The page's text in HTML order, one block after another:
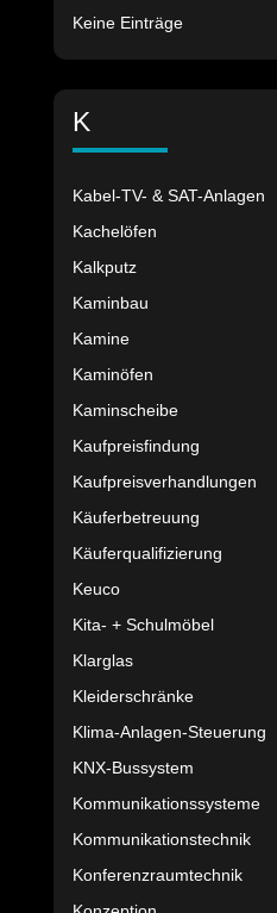
Keine Einträge
K
Kabel-TV- & SAT-Anlagen
Kachelöfen
Kalkputz
Kaminbau
Kamine
Kaminöfen
Kaminscheibe
Kaufpreisfindung
Kaufpreisverhandlungen
Käuferbetreuung
Käuferqualifizierung
Keuco
Kita- + Schulmöbel
Klarglas
Kleiderschränke
Klima-Anlagen-Steuerung
KNX-Bussystem
Kommunikationssysteme
Kommunikationstechnik
Konferenzraumtechnik